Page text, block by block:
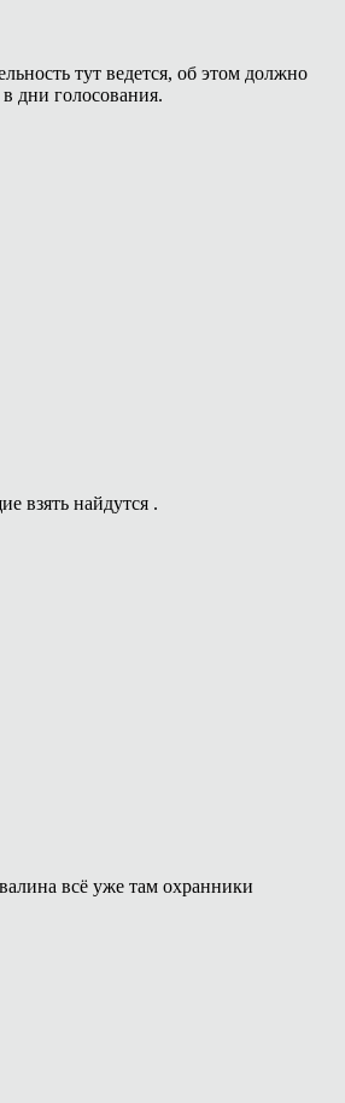
тут ведется, об этом должно
дни голосования.
взять найдутся .
всё уже там охранники